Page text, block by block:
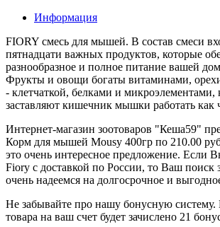
Информация
FIORY смесь для мышей. В состав смеси
пятнадцати важных продуктов, которые
разнообразное и полное питание вашей
Фрукты и овощи богаты витаминами,
- клетчаткой, белками и микроэлементами,
заставляют кишечник мышки работать как
Интернет-магазин зоотоваров "Кеша59"
Корм для мышей Mousy 400гр по 210.00
это очень интересное предложение. Если
Fiory с доставкой по России, то Ваш
очень надеемся на долгосрочное и
Не забывайте про нашу бонусную систему.
товара на ваш счет будет зачислено 21